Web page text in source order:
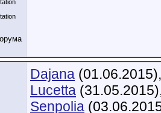
Dajana
Lucetta
Senpolia